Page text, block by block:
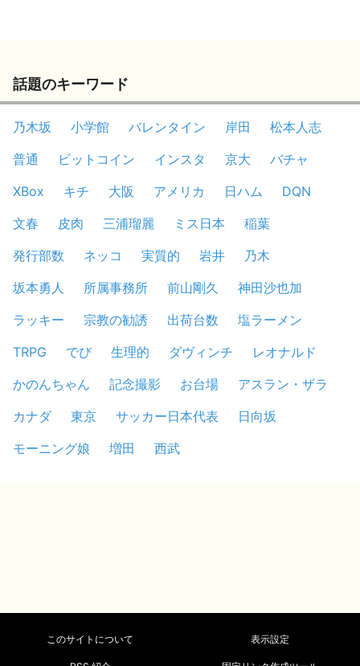
話題のキーワード
乃木坂 小学館 バレンタイン 岸田
松本人志
普通
ビットコイン インスタ 京大
バチャ
XBox
キチ 大阪 アメリカ 日ハム
DQN
文春
皮肉 三浦瑠麗 ミス日本
稲葉
発行部数
ネッコ 実質的 岩井
乃木
坂本勇人
所属事務所 前山剛久
神田沙也加
ラッキー
宗教の勧誘 出荷台数
塩ラーメン
TRPG
でび 生理的 ダヴィンチ
レオナルド
かのんちゃん
記念撮影 お台場
アスラン・ザラ
カナダ
東京 サッカー日本代表
日向坂
モーニング娘
増田 西武
このサイトについて 表示設定